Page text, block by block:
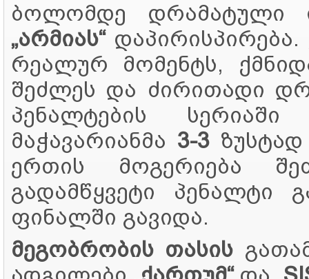
ბოლომდე
„არმიას“ დაპირისპირება.
რეალურ მომენტს,
შეძლეს და ძირითადი
პენალტების
მაჭავარიანმა 3-3ზუსტად
ერთის მოგერიება
გადამწყვეტი პენალტი
ფინალში გავიდა.
მეგობრობის თასის